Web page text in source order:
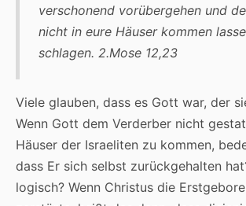
verschonend vorübergehen und
nicht in eure Häuser kommen
schlagen. 2.Mose 12,23
Viele glauben, dass es Gott war, der
Wenn Gott dem Verderber nicht
Häuser der Israeliten zu kommen,
dass Er sich selbst zurückgehalten
logisch? Wenn Christus die